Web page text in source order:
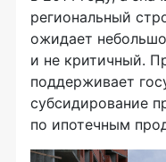
региональный
ожидает
и не критичный.
поддерживает
субсидирование
по ипотечным